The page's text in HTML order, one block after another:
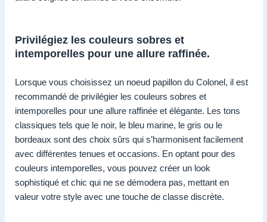
Privilégiez les couleurs sobres et
intemporelles pour une allure raffinée.
Lorsque vous choisissez un noeud papillon du Colonel, il est
recommandé de privilégier les couleurs sobres et
intemporelles pour une allure raffinée et élégante. Les tons
classiques tels que le noir, le bleu marine, le gris ou le
bordeaux sont des choix sûrs qui s’harmonisent facilement
avec différentes tenues et occasions. En optant pour des
couleurs intemporelles, vous pouvez créer un look
sophistiqué et chic qui ne se démodera pas, mettant en
valeur votre style avec une touche de classe discrète.